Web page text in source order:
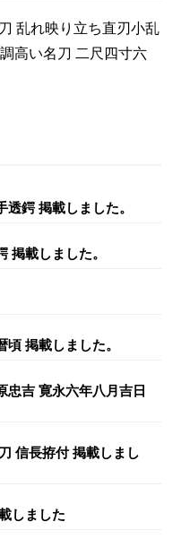
乱れ映り立ち直刃小乱
高い名刀 二尺四寸六
鍔 掲載しました。
掲載しました。
掲載しました。
忠吉 寛永六年八月吉日
信長拵付 掲載しまし
しました